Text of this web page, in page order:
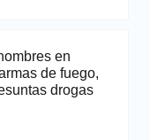
en
de fuego,
drogas